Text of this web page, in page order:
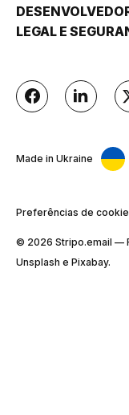
LEGAL E
Made in Ukraine
Preferências de
© 2026 Stripо.email —
Unsplash e Pixabay.